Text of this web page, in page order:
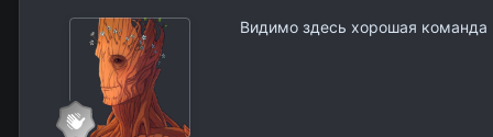
Видимо здесь хорошая команда